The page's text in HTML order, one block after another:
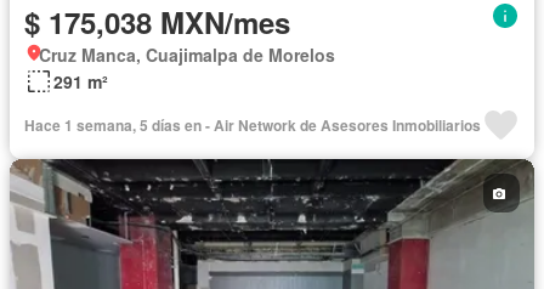
$ 175,038 MXN/mes
Cruz Manca, Cuajimalpa de Morelos
291 m²
Hace 1 semana, 5 días en - Air Network de Asesores Inmobiliarios